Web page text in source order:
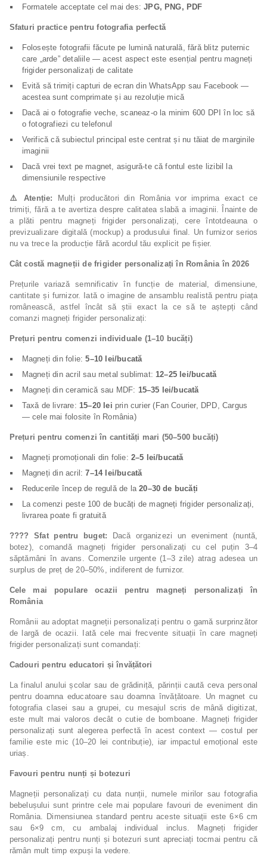
Formatele acceptate cel mai des:JPG, PNG, PDF
Sfaturi practice pentru fotografia perfectă
Folosește fotografii făcute pe lumină naturală, fără blitz puternic
care „arde” detaliile — acest aspect este esențial pentru magneți
frigider personalizați de calitate
Evită să trimiți capturi de ecran din WhatsApp sau Facebook —
acestea sunt comprimate și au rezoluție mică
Dacă ai o fotografie veche, scaneaz-o la minim 600 DPI în loc să
o fotografiezi cu telefonul
Verifică că subiectul principal este centrat și nu tăiat de marginile
imaginii
Dacă vrei text pe magnet, asigură-te că fontul este lizibil la
dimensiunile respective
⚠️ Atenție:
Mulți producători din România vor imprima exact ce
trimiți, fără a te avertiza despre calitatea slabă a imaginii. Înainte de
a plăti pentru magneți frigider personalizați, cere întotdeauna o
previzualizare digitală (mockup) a produsului final. Un furnizor serios
nu va trece la producție fără acordul tău explicit pe fișier.
Cât costă magneții de frigider personalizați în România în 2026
Prețurile variază semnificativ în funcție de material, dimensiune,
cantitate și furnizor. Iată o imagine de ansamblu realistă pentru piața
românească, astfel încât să știi exact la ce să te aștepți când
comanzi magneți frigider personalizați:
Prețuri pentru comenzi individuale (1–10 bucăți)
Magneți din folie:5–10 lei/bucată
Magneți din acril sau metal sublimat:12–25 lei/bucată
Magneți din ceramică sau MDF: 15–35 lei/bucată
Taxă de livrare:15–20 lei prin curier (Fan Courier, DPD, Cargus
— cele mai folosite în România)
Prețuri pentru comenzi în cantități mari (50–500 bucăți)
Magneți promoționali din folie: 2–5 lei/bucată
Magneți din acril:7–14 lei/bucată
Reducerile încep de regulă de la20–30 de bucăți
La comenzi peste 100 de bucăți de magneți frigider personalizați,
livrarea poate fi gratuită
???? Sfat pentru buget: Dacă organizezi un eveniment (nuntă,
botez), comandă magneți frigider personalizați cu cel puțin 3–4
săptămâni în avans. Comenzile urgente (1–3 zile) atrag adesea un
surplus de preț de 20–50%, indiferent de furnizor.
Cele mai populare ocazii pentru magneți personalizați în
România
Românii au adoptat magneții personalizați pentru o gamă surprinzător
de largă de ocazii. Iată cele mai frecvente situații în care magneți
frigider personalizați sunt comandați:
Cadouri pentru educatori și învățători
La finalul anului școlar sau de grădiniță, părinții caută ceva personal
pentru doamna educatoare sau doamna învățătoare. Un magnet cu
fotografia clasei sau a grupei, cu mesajul scris de mână digitizat,
este mult mai valoros decât o cutie de bomboane. Magneți frigider
personalizați sunt alegerea perfectă în acest context — costul per
familie este mic (10–20 lei contribuție), iar impactul emoțional este
uriaș.
Favouri pentru nunți și botezuri
Magneții personalizați cu data nunții, numele mirilor sau fotografia
bebelușului sunt printre cele mai populare favouri de eveniment din
România. Dimensiunea standard pentru aceste situații este 6×6 cm
sau 6×9 cm, cu ambalaj individual inclus. Magneți frigider
personalizați pentru nunți și botezuri sunt apreciați tocmai pentru că
rămân mult timp expuși la vedere.